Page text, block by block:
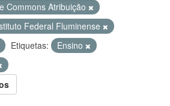
Commons Atribuição
Federal Fluminense
Etiquetas:
Ensino